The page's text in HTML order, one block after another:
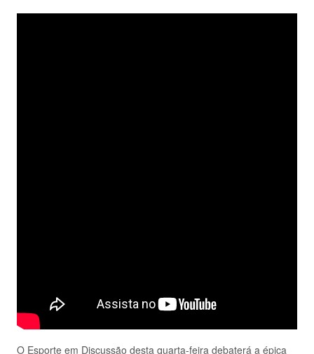
O Esporte em Discussão desta quarta-feira debaterá a épica